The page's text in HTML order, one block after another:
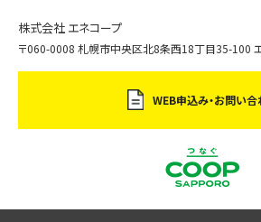
株式会社 エネコープ
〒060-0008 札幌市中央区北8条西18丁目35-100
WEB申込み・お問い合